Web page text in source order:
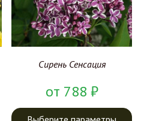
Сирень Сенсация
от 788 ₽